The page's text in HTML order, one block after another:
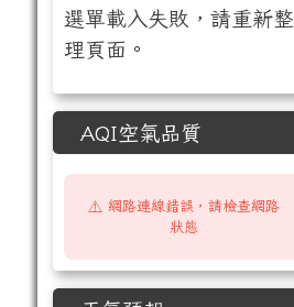
選單載入失敗，請重新整
理頁面。
AQI空氣品質
⚠️ 網路連線錯誤，請檢查網路
狀態